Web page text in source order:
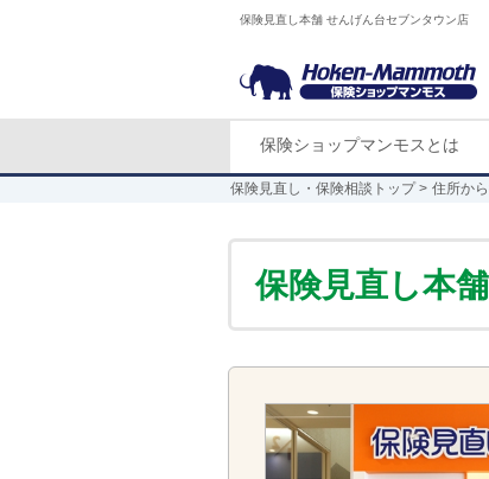
保険見直し本舗 せんげん台セブンタウン店
保険ショップマンモスとは
保険見直し・保険相談トップ 住所か
保険見直し本